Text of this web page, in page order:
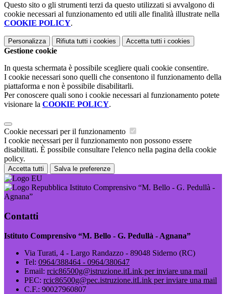
Questo sito o gli strumenti terzi da questo utilizzati si avvalgono di
cookie necessari al funzionamento ed utili alle finalità illustrate nella
COOKIE POLICY.
Personalizza Rifiuta tutti i cookies Accetta tutti i cookies
Gestione cookie
In questa schermata è possibile scegliere quali cookie consentire.
I cookie necessari sono quelli che consentono il funzionamento della
piattaforma e non è possibile disabilitarli.
Per conoscere quali sono i cookie necessari al funzionamento potete
visionare la COOKIE POLICY.
Cookie necessari per il funzionamento
I cookie necessari per il funzionamento non possono essere
disabilitati. È possibile consultare l'elenco nella pagina della cookie
policy.
Accetta tutti Salva le preferenze
Istituto Comprensivo “M. Bello - G. Pedullà -
Agnana”
Contatti
Istituto Comprensivo “M. Bello - G. Pedullà - Agnana”
Via Turati, 4 - Largo Randazzo - 89048 Siderno (RC)
Tel: 0964/388464 - 0964/380647
Email: rcic86500g@istruzione.itLink per inviare una mail
PEC: rcic86500g@pec.istruzione.itLink per inviare una mail
C.F.: 90027960807